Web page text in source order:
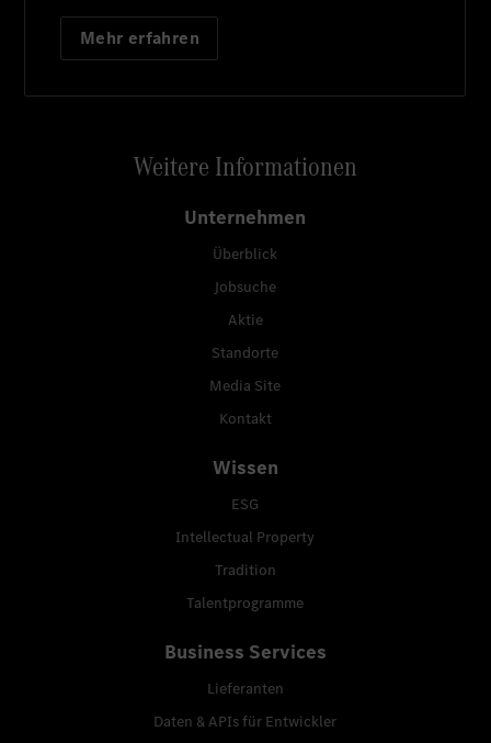
Mehr erfahren
Weitere Informationen
Unternehmen
Überblick
Jobsuche
Aktie
Standorte
Media Site
Kontakt
Wissen
ESG
Intellectual Property
Tradition
Talentprogramme
Business Services
Lieferanten
Daten & APIs für Entwickler